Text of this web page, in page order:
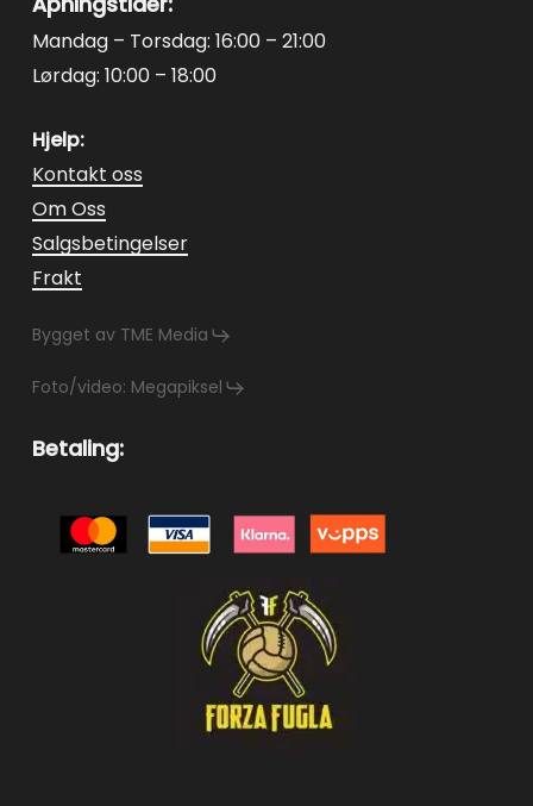
Mandag – Torsdag: 16:00 – 21:00
Lørdag: 10:00 – 18:00
Hjelp:
Kontakt oss
Om Oss
Salgsbetingelser
Frakt
Bygget av TME Media
Foto/video: Megapiksel
Betaling: